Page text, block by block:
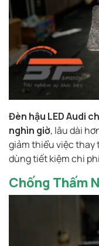
Đèn hậu LED Audi
nghìn giờ, lâu dài
giảm thiểu việc thay
dùng tiết kiệm chi
Chống Thấm